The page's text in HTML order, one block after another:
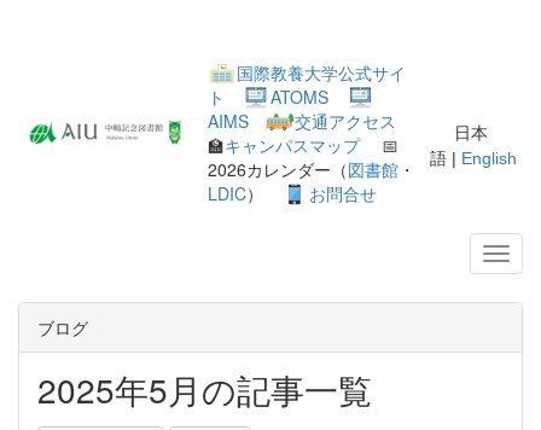
国際教養大学公式サイ
ト
ATOMS
AIMS
交通アクセス
🏫キャンパスマップ📅
2026カレンダー（図書館 ・
LDIC） お問合せ
日本
語 | English
ブログ
2025年5月の記事一覧